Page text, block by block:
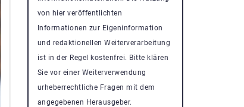
von hier veröffentlichten
Informationen zur Eigeninformation
und redaktionellen Weiterverarbeitung
ist in der Regel kostenfrei. Bitte klären
Sie vor einer Weiterverwendung
urheberrechtliche Fragen mit dem
angegebenen Herausgeber.